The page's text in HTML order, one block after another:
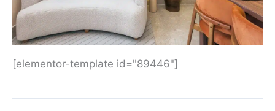
[elementor-template id="89446"]